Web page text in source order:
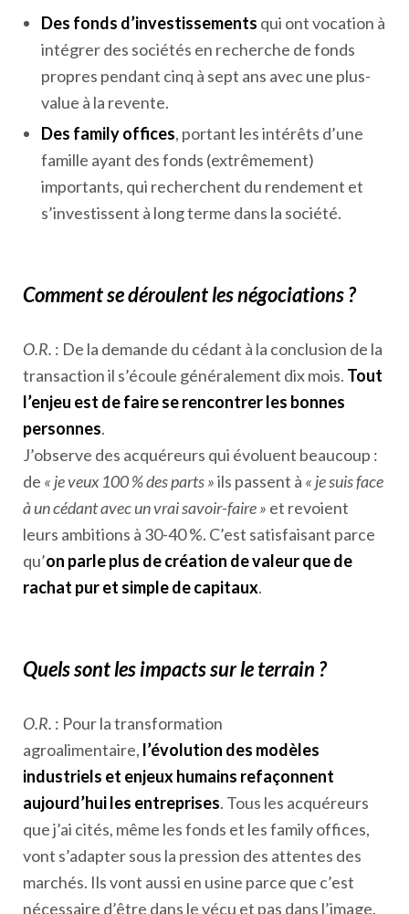
Des fonds d’investissements qui ont vocation à
intégrer des sociétés en recherche de fonds
propres pendant cinq à sept ans avec une plus-
value à la revente.
Des family offices, portant les intérêts d’une
famille ayant des fonds (extrêmement)
importants, qui recherchent du rendement et
s’investissent à long terme dans la société.
Comment se déroulent les négociations ?
O.R. : De la demande du cédant à la conclusion de la
transaction il s’écoule généralement dix mois. Tout
l’enjeu est de faire se rencontrer les bonnes
personnes.
J’observe des acquéreurs qui évoluent beaucoup :
de « je veux 100 % des parts »ils passent à « je suis face
à un cédant avec un vrai savoir-faire » et revoient
leurs ambitions à 30-40 %. C’est satisfaisant parce
qu’on parle plus de création de valeur que de
rachat pur et simple de capitaux.
Quels sont les impacts sur le terrain ?
O.R. : Pour la transformation
agroalimentaire, l’évolution des modèles
industriels et enjeux humains refaçonnent
aujourd’hui les entreprises. Tous les acquéreurs
que j’ai cités, même les fonds et les family offices,
vont s’adapter sous la pression des attentes des
marchés. Ils vont aussi en usine parce que c’est
nécessaire d’être dans le vécu et pas dans l’image.